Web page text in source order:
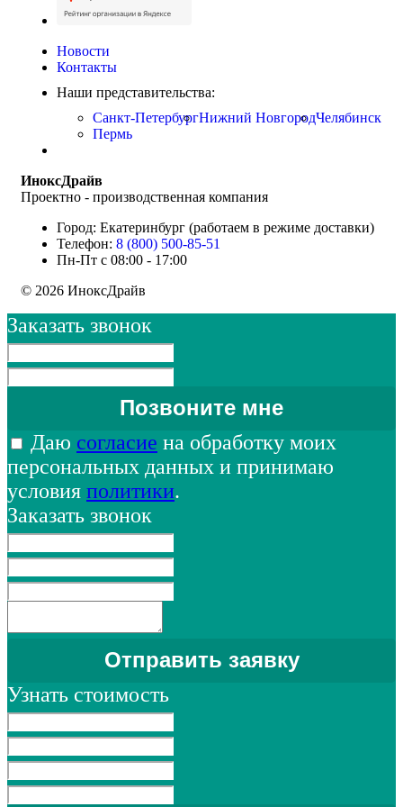
Новости
Контакты
Наши представительства:
Санкт-ПетербургНижний НовгородЧелябинск
Пермь
ИноксДрайв
Проектно - производственная компания
Город: Екатеринбург (работаем в режиме доставки)
Телефон: 8 (800) 500-85-51
Пн-Пт с 08:00 - 17:00
© 2026 ИноксДрайв
Заказать звонок
Даю согласие на обработку моих
персональных данных и принимаю
условия политики.
Заказать звонок
Узнать стоимость